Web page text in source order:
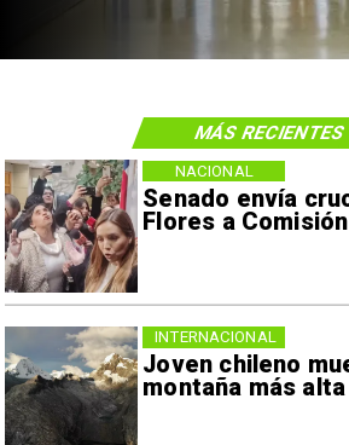
Senado envía
Flores a
NACIONAL
Joven chileno
montaña más
INTERNACIONAL
MÁS RECIENTES